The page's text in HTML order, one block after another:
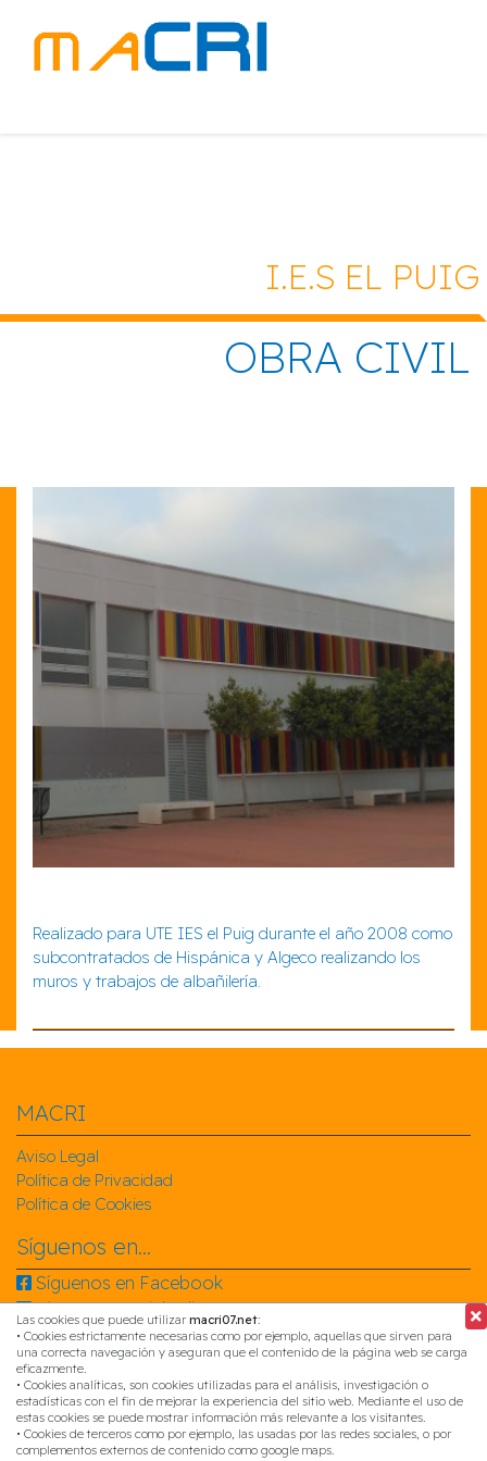
Las cookies que puede utilizar macri07.net:
• Cookies estrictamente necesarias como por ejemplo, aquellas que sirven para
una correcta navegación y aseguran que el contenido de la página web se carga
eficazmente.
• Cookies analíticas, son cookies utilizadas para el análisis, investigación o
estadísticas con el fin de mejorar la experiencia del sitio web. Mediante el uso de
estas cookies se puede mostrar información más relevante a los visitantes.
• Cookies de terceros como por ejemplo, las usadas por las redes sociales, o por
complementos externos de contenido como google maps.
I.E.S EL PUIG
OBRA CIVIL
Realizado para UTE IES el Puig durante el año 2008 como
subcontratados de Hispánica y Algeco realizando los
muros y trabajos de albañilería.
MACRI
Aviso Legal
Política de Privacidad
Política de Cookies
Síguenos en...
Síguenos en Facebook
Síguenos en Linkedin
Síguenos en Instagram
Contacta con nosotros
CTRA. BENETÚSSER, 11, PTA. 1
46200, Paiporta (Valencia, España)
96 108 43 98